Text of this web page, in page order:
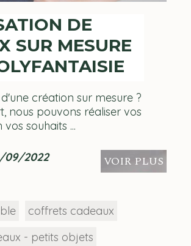
DE
SUR MESURE
création sur mesure ?
nous pouvons réaliser vos
souhaits ...
09/2022 VOIR PLUS
coffrets cadeaux
- petits objets